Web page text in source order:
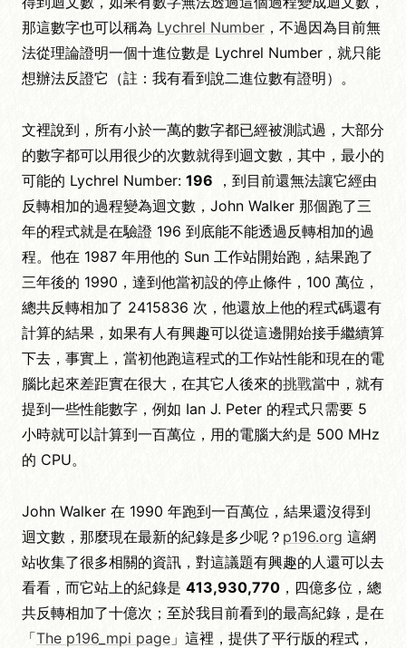
那這數字也可以稱為 Lychrel Number ，不過因為目前無
法從理論證明一個十進位數是 Lychrel Number，就只能
想辦法反證它（註：我有看到說二進位數有證明）。
文裡說到，所有小於一萬的數字都已經被測試過，大部分
的數字都可以用很少的次數就得到迴文數，其中，最小的
可能的 Lychrel Number: 196 ，到目前還無法讓它經由
反轉相加的過程變為迴文數，John Walker 那個跑了三
年的程式就是在驗證 196 到底能不能透過反轉相加的過
程。他在 1987 年用他的 Sun 工作站開始跑，結果跑了
三年後的 1990，達到他當初設的停止條件，100 萬位，
總共反轉相加了 2415836 次，他還放上他的程式碼還有
計算的結果，如果有人有興趣可以從這邊開始接手繼續算
下去，事實上，當初他跑這程式的工作站性能和現在的電
腦比起來差距實在很大，在其它人後來的挑戰當中，就有
提到一些性能數字，例如 Ian J. Peter 的程式只需要 5
小時就可以計算到一百萬位，用的電腦大約是 500 MHz
的 CPU。
John Walker 在 1990 年跑到一百萬位，結果還沒得到
迴文數，那麼現在最新的紀錄是多少呢？ p196.org 這網
站收集了很多相關的資訊，對這議題有興趣的人還可以去
看看，而它站上的紀錄是 413,930,770 ，四億多位，總
共反轉相加了十億次；至於我目前看到的最高紀錄，是在
「The p196_mpi page 」這裡，提供了平行版的程式，